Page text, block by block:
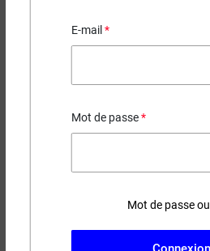
E-mail
Mot de passe
Mot de passe
(3
Litchi - Myrtille - Frais
14,90
EN
Contenance